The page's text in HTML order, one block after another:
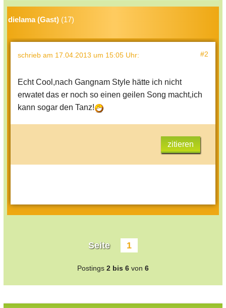
dielama (Gast) (17)
schrieb am 17.04.2013 um 15:05 Uhr: #2
Echt Cool,nach Gangnam Style hätte ich nicht
erwatet das er noch so einen geilen Song macht,ich
kann sogar den Tanz!
zitieren
Seite 1
Postings 2 bis 6 von 6